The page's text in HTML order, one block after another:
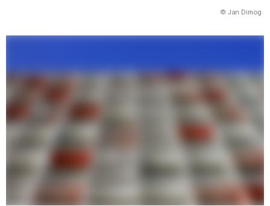
© Jan Dimog